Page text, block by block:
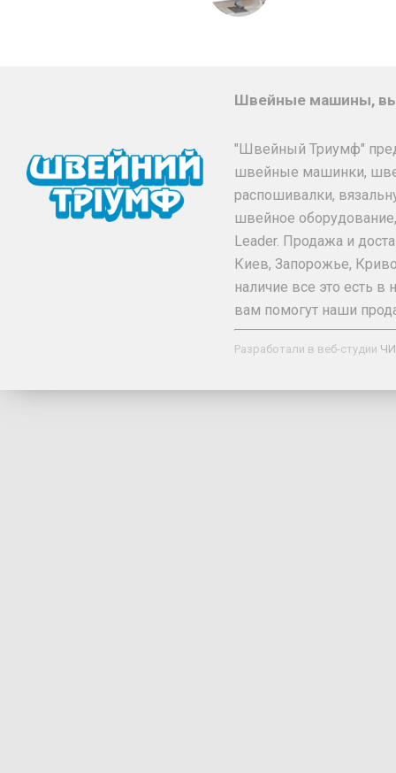
Швейные машины,
"Швейный Триумф"
швейные машинки,
распошивалки,
швейное
Leader. Продажа и
Киев, Запорожье,
наличие все это есть
вам помогут наши
Разработали в веб-студии